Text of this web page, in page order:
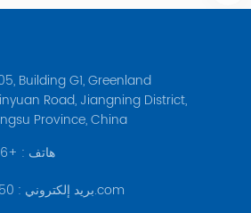
Road, Jiangning District,
Province, China
هاتف : +86 -13914479750
بريد إلكتروني : 13914479750@163.com